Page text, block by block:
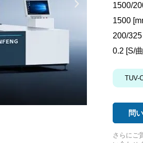
1500/
1500
200/
0.2 [S/
TUV-
問
さらにご